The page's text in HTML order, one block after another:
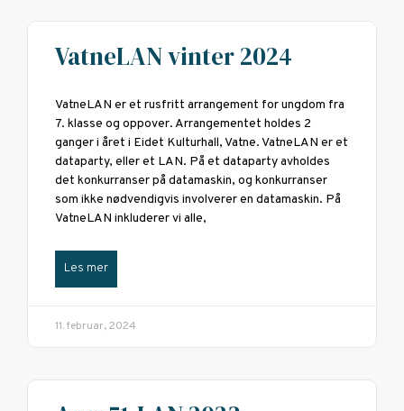
VatneLAN vinter 2024
VatneLAN er et rusfritt arrangement for ungdom fra
7. klasse og oppover. Arrangementet holdes 2
ganger i året i Eidet Kulturhall, Vatne. VatneLAN er et
dataparty, eller et LAN. På et dataparty avholdes
det konkurranser på datamaskin, og konkurranser
som ikke nødvendigvis involverer en datamaskin. På
VatneLAN inkluderer vi alle,
Les mer
11. februar, 2024